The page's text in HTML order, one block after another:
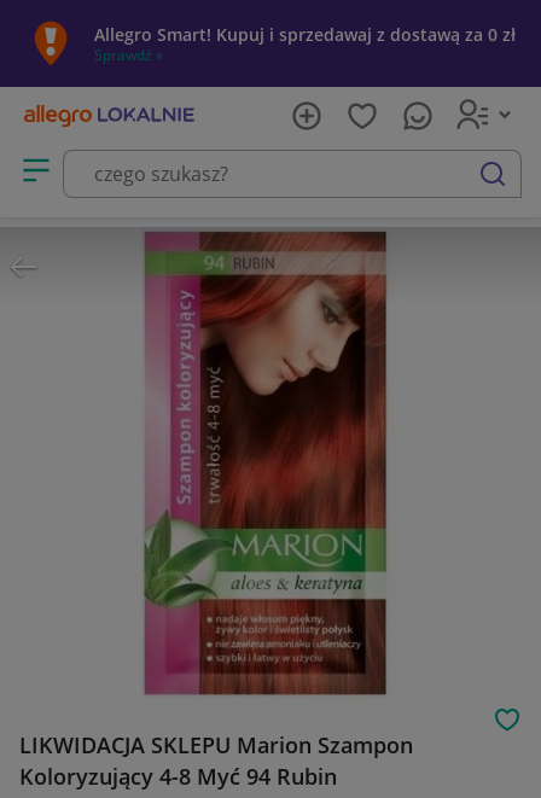
Allegro Smart! Kupuj i sprzedawaj z dostawą za 0 zł
Sprawdź »
Otwórz menu z kategoriami
szukaj
LIKWIDACJA SKLEPU Marion Szampon
Koloryzujący 4-8 Myć 94 Rubin